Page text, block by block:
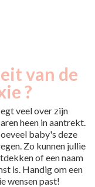
van de
?
veel over zijn
heen in aantrekt.
baby's deze
Zo kunnen jullie
of een naam
is. Handig om een
wensen past!